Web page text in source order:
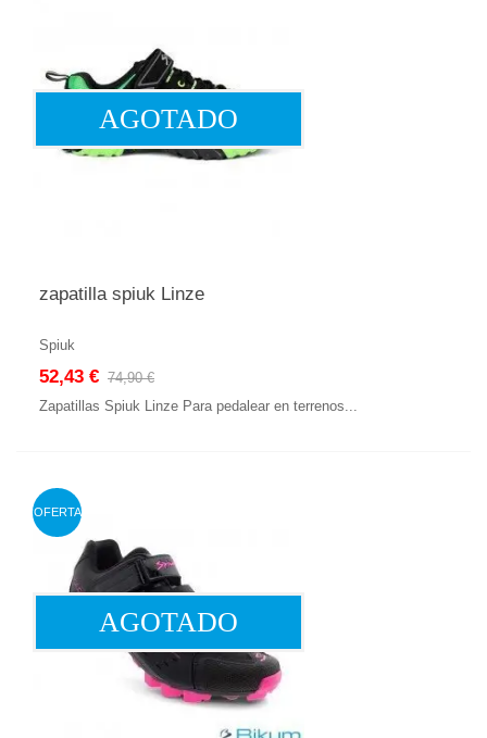
AGOTADO
zapatilla spiuk Linze
Spiuk
52,43 € 74,90 €
Zapatillas Spiuk Linze Para pedalear en terrenos...
OFERTA
AGOTADO